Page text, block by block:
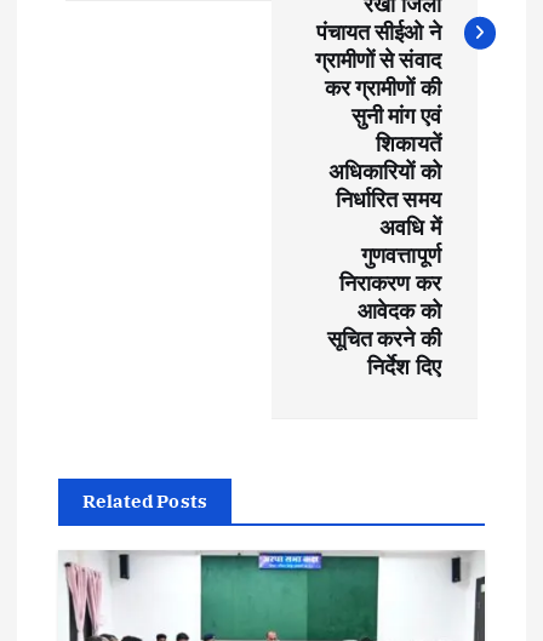
पंचायत सीईओ ने
ग्रामीणों से संवाद
कर ग्रामीणों की
सुनी मांग एवं
शिकायतें
अधिकारियों को
निर्धारित समय
अवधि में
गुणवत्तापूर्ण
निराकरण कर
आवेदक को
सूचित करने की
निर्देश दिए
Related Posts